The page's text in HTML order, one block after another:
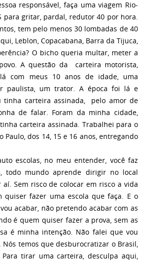
responsável, faça uma viagem Rio-
para gritar, pardal, redutor 40 por hora.
tem pelo menos 30 lombadas de 40
Leblon, Copacabana, Barra da Tijuca,
O bicho queria multar, meter a
A questão da carteira motorista,
com meus 10 anos de idade, uma
paulista, um trator. A época foi lá e
tinha carteira assinada, pelo amor de
de falar. Foram da minha cidade,
carteira assinada. Trabalhei para o
Paulo, dos 14, 15 e 16 anos, entregando
escolas, no meu entender, você faz
todo mundo aprende dirigir no local
Sem risco de colocar em risco a vida
quiser fazer uma escola que faça. E o
acabar, não pretendo acabar com as
é quem quiser fazer a prova, sem as
é minha intenção. Não falei que vou
Nós temos que desburocratizar o Brasil,
tirar uma carteira, desculpa aqui,